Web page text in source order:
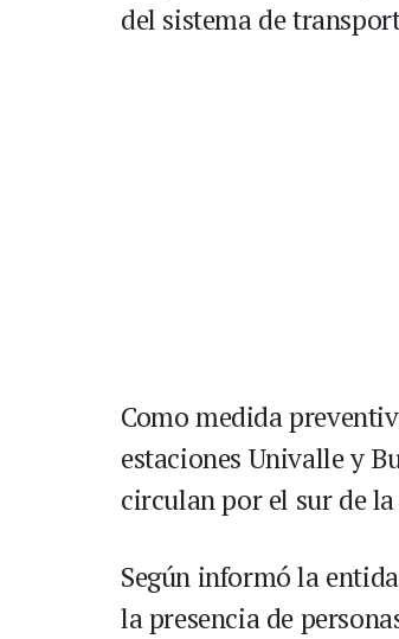
del sistema de
Como medida
estaciones Univalle y
circulan por el sur de
Según informó la
la presencia de